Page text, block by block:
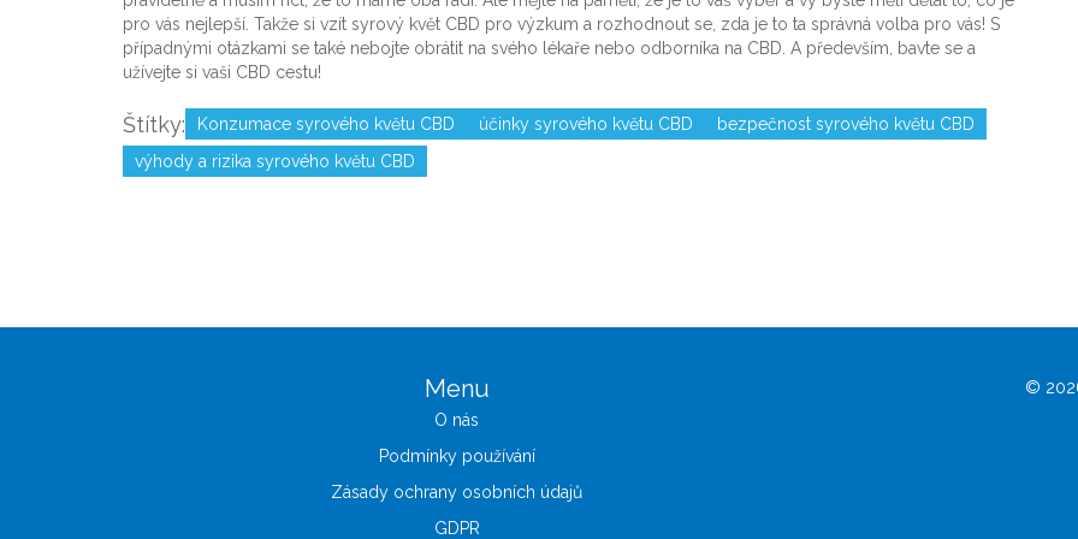
pro vás nejlepší. Takže si vzít syrový květ CBD pro výzkum a rozhodnout se, zda je to ta správná volba pro vás! S
případnými otázkami se také nebojte obrátit na svého lékaře nebo odborníka na CBD. A především, bavte se a
užívejte si vaši CBD cestu!
Štítky: Konzumace syrového květu CBD účinky syrového květu CBD
bezpečnost syrového květu CBD
výhody a rizika syrového květu CBD
Menu
O nás
Podmínky používání
Zásady ochrany osobních údajů
GDPR
©